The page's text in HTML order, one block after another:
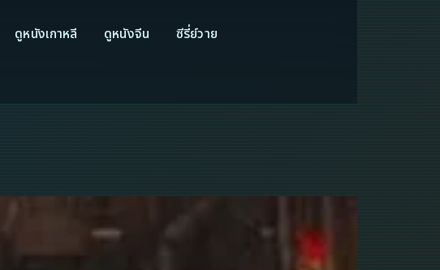
ดูหนังเกาหลี ดูหนังจีน
ซีรี่ย์วาย